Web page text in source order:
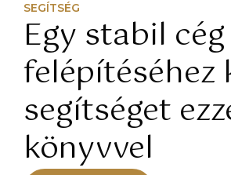
SEGÍTSÉG
Egy stabil cég
felépítéséhez
segítséget
könyvvel